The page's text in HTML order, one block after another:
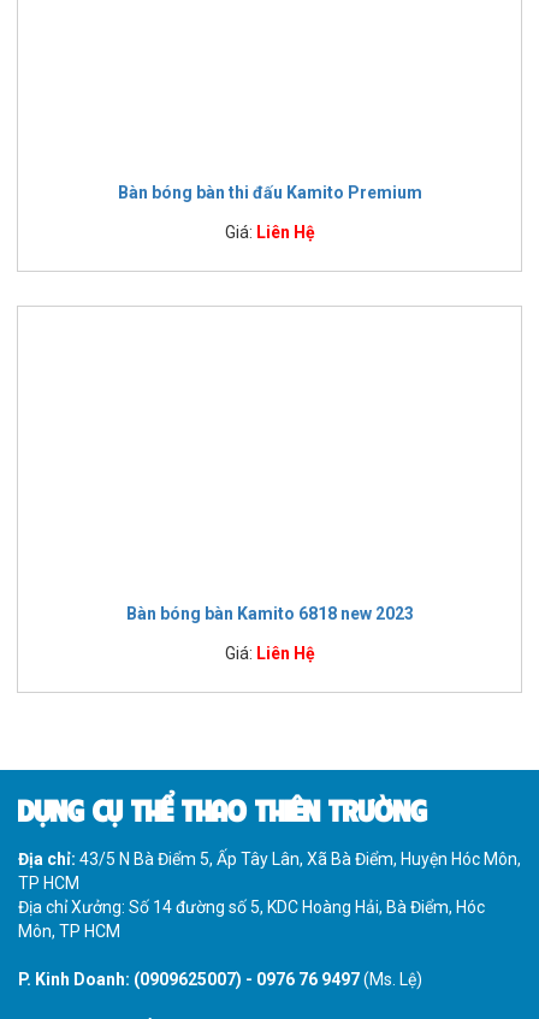
Bàn bóng bàn thi đấu Kamito Premium
Giá: Liên Hệ
Bàn bóng bàn Kamito 6818 new 2023
Giá: Liên Hệ
DỤNG CỤ THỂ THAO THIÊN TRƯỜNG
Địa chỉ: 43/5 N Bà Điểm 5, Ấp Tây Lân, Xã Bà Điểm, Huyện Hóc Môn,
TP HCM
Địa chỉ Xưởng: Số 14 đường số 5, KDC Hoàng Hải, Bà Điểm, Hóc
Môn, TP HCM
P. Kinh Doanh: (0909625007) - 0976 76 9497(Ms. Lệ)